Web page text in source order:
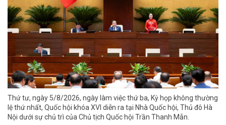
Thứ tư, ngày 5/8/2026, ngày làm việc thứ ba, Kỳ họp không thường
lệ thứ nhất, Quốc hội khóa XVI diễn ra tại Nhà Quốc hội, Thủ đô Hà
Nội dưới sự chủ trì của Chủ tịch Quốc hội Trần Thanh Mẫn.